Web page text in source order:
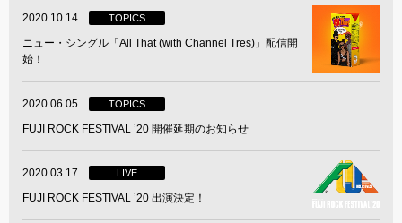
2020.10.14 TOPICS
ニュー・シングル「All That (with Channel Tres)」配信開
始！
2020.06.05 TOPICS
FUJI ROCK FESTIVAL ’20 開催延期のお知らせ
2020.03.17 LIVE
FUJI ROCK FESTIVAL ’20 出演決定！